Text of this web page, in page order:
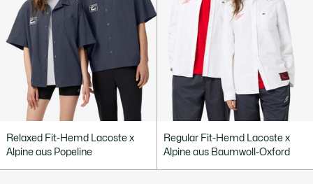
Relaxed Fit-Hemd Lacoste x
Alpine aus Popeline
Regular Fit-Hemd Lacoste x
Alpine aus Baumwoll-Oxford